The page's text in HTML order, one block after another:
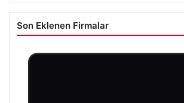
Son Eklenen Firmalar